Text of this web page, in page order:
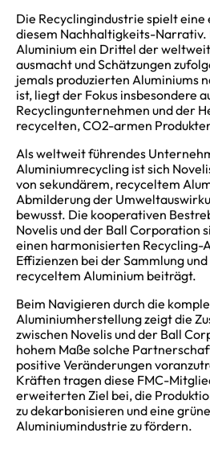
Die Recyclingindustrie spielt eine
diesem Nachhaltigkeits-Narrativ.
Aluminium ein Drittel der
ausmacht und Schätzungen
jemals produzierten Aluminiums
ist, liegt der Fokus insbesondere
Recyclingunternehmen und der
recycelten, CO2-armen
Als weltweit führendes
Aluminiumrecycling ist sich
von sekundärem, recyceltem
Abmilderung der
bewusst. Die kooperativen
Novelis und der Ball Corporation
einen harmonisierten Recycling-
Effizienzen bei der Sammlung
recyceltem Aluminium beiträgt.
Beim Navigieren durch die
Aluminiumherstellung zeigt die
zwischen Novelis und der Ball
hohem Maße solche
positive Veränderungen
Kräften tragen diese FMC-
erweiterten Ziel bei, die
zu dekarbonisieren und eine
Aluminiumindustrie zu fördern.